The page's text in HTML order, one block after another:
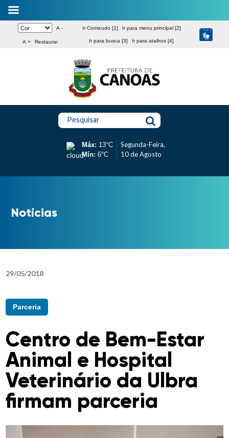
A -
A + Restaurar
Ir Conteudo [1] Ir para menu principal [2]
Ir para busca [3] Ir para atalhos [4]
Pesquisar
Máx: 13°C
Mín: 6°C
Segunda-Feira,
10 de Agosto
Notícias
29/05/2018
Parceria
Centro de Bem-Estar
Animal e Hospital
Veterinário da Ulbra
firmam parceria